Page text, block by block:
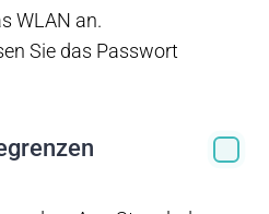
WLAN an.
Sie das Passwort